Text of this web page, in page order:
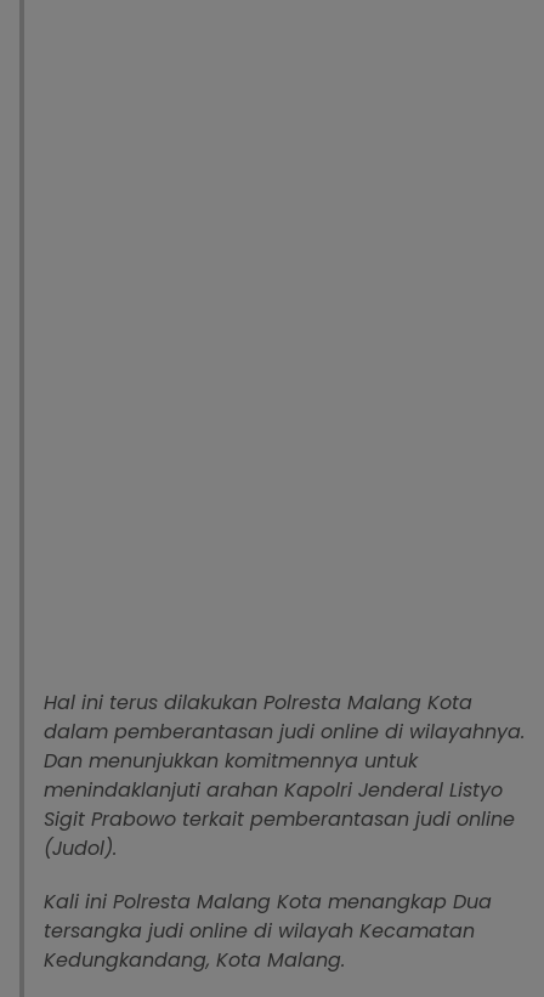
Hal ini terus dilakukan Polresta Malang Kota
dalam pemberantasan judi online di wilayahnya.
Dan menunjukkan komitmennya untuk
menindaklanjuti arahan Kapolri Jenderal Listyo
Sigit Prabowo terkait pemberantasan judi online
(Judol).
Kali ini Polresta Malang Kota menangkap Dua
tersangka judi online di wilayah Kecamatan
Kedungkandang, Kota Malang.